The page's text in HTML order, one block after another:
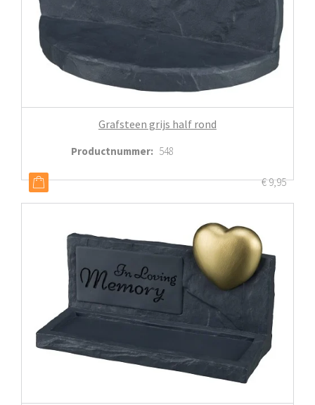
Grafsteen grijs half rond
Productnummer: 548
€9,95